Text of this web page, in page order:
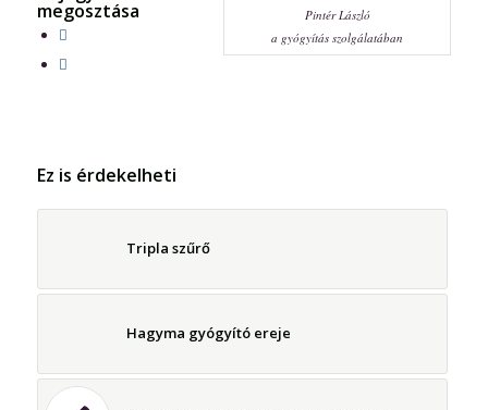
Pintér László
a gyógyítás szolgálatában
megosztása
Ez is érdekelheti
Tripla szűrő
Hagyma gyógyító ereje